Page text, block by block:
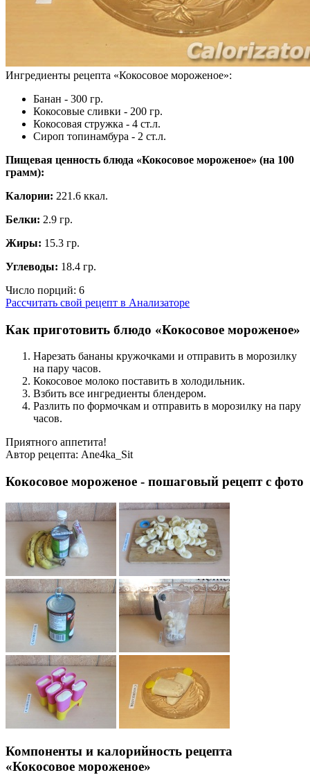
Ингредиенты рецепта «Кокосовое мороженое»:
Банан - 300 гр.
Кокосовые сливки - 200 гр.
Кокосовая стружка - 4 ст.л.
Сироп топинамбура - 2 ст.л.
Пищевая ценность блюда «Кокосовое мороженое» (на 100
грамм):
Калории: 221.6 ккал.
Белки: 2.9 гр.
Жиры: 15.3 гр.
Углеводы: 18.4 гр.
Число порций: 6
Рассчитать свой рецепт в Анализаторе
Как приготовить блюдо «Кокосовое мороженое»
Нарезать бананы кружочками и отправить в морозилку
на пару часов.
Кокосовое молоко поставить в холодильник.
Взбить все ингредиенты блендером.
Разлить по формочкам и отправить в морозилку на пару
часов.
Приятного аппетита!
Автор рецепта: Ane4ka_Sit
Кокосовое мороженое - пошаговый рецепт с фото
Компоненты и калорийность рецепта
«Кокосовое мороженое»